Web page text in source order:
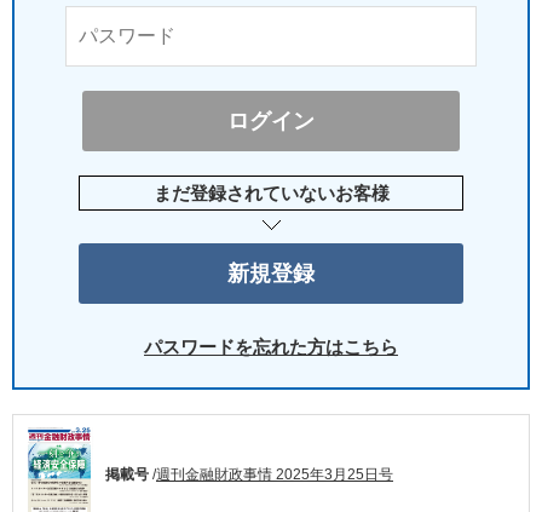
まだ登録されていないお客様
パスワードを忘れた方はこちら
掲載号 /週刊金融財政事情 2025年3月25日号